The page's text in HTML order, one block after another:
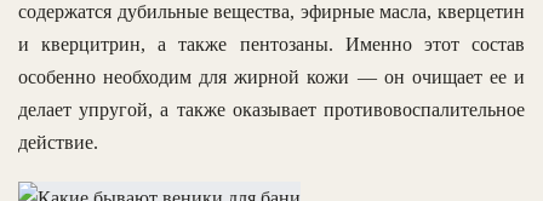
содержатся дубильные вещества, эфирные масла, кверцетин
и кверцитрин, а также пентозаны. Именно этот состав
особенно необходим для жирной кожи — он очищает ее и
делает упругой, а также оказывает противовоспалительное
действие.